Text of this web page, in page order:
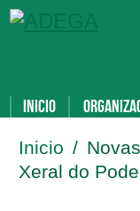
Inicio
Inicio /
Xeral do